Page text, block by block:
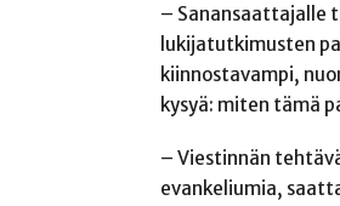
– Sanansaattajalle
lukijatutkimusten
kiinnostavampi,
kysyä: miten tämä
– Viestinnän
evankeliumia,